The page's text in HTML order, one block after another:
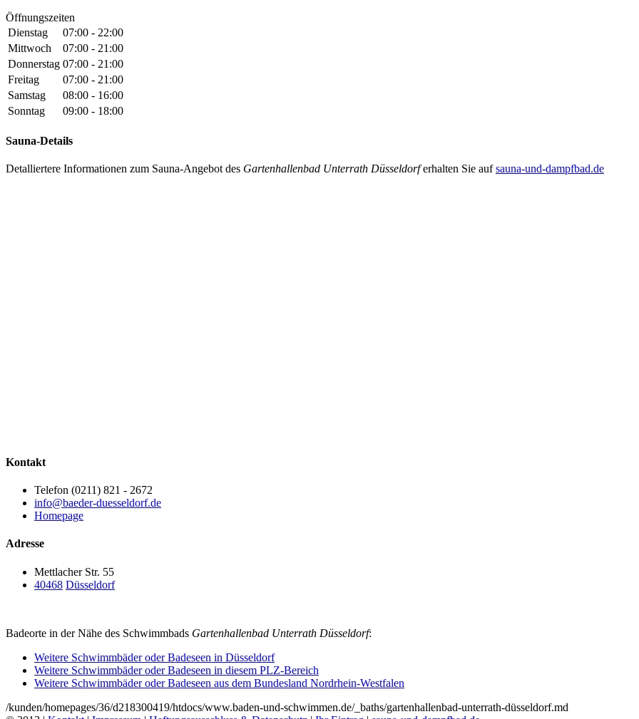
Öffnungszeiten
Dienstag
07:00 - 22:00
Mittwoch
07:00 - 21:00
Donnerstag 07:00 - 21:00
Freitag
07:00 - 21:00
Samstag
08:00 - 16:00
Sonntag
09:00 - 18:00
Sauna-Details
Detalliertere Informationen zum Sauna-Angebot des Gartenhallenbad Unterrath Düsseldorferhalten Sie aufsauna-und-dampfbad.de
Kontakt
Telefon (0211) 821 - 2672
info@baeder-duesseldorf.de
Homepage
Adresse
Mettlacher Str. 55
40468 Düsseldorf
Badeorte in der Nähe des Schwimmbads Gartenhallenbad Unterrath Düsseldorf:
Weitere Schwimmbäder oder Badeseen in Düsseldorf
Weitere Schwimmbäder oder Badeseen in diesem PLZ-Bereich
Weitere Schwimmbäder oder Badeseen aus dem Bundesland Nordrhein-Westfalen
/kunden/homepages/36/d218300419/htdocs/www.baden-und-schwimmen.de/_baths/gartenhallenbad-unterrath-düsseldorf.md